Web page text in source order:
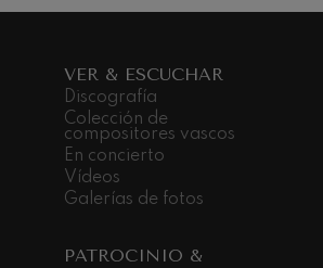
VER & ESCUCHAR
Discografía
Colección de
compositores vascos
En concierto
Vídeos
Galerías de fotos
PATROCINIO &